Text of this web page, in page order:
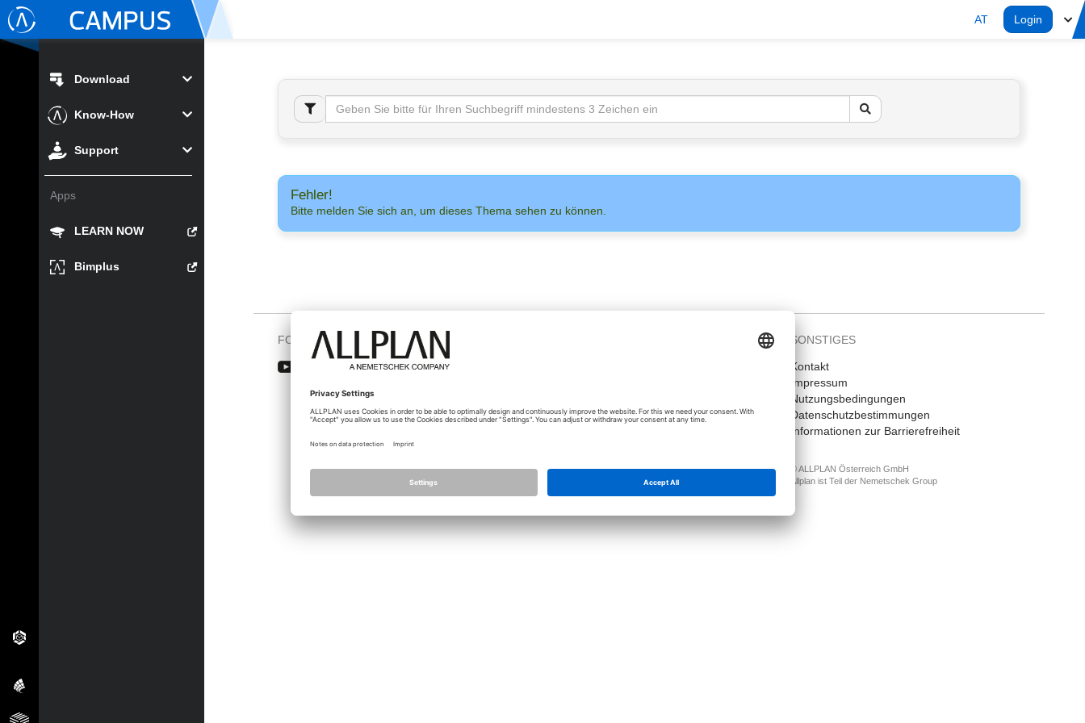
AT Login
Download
Know-How
Support
Apps
LEARN NOW
Bimplus
Fehler!
Bitte melden Sie sich an, um dieses Thema sehen zu können.
FOLGEN SIE UNS AUF
Lizenz
Datenschutz Einstellungen
SONSTIGES
Kontakt
Impressum
Nutzungsbedingungen
Datenschutzbestimmungen
Informationen zur Barrierefreiheit
© ALLPLAN Österreich GmbH
Allplan ist Teil der Nemetschek Group